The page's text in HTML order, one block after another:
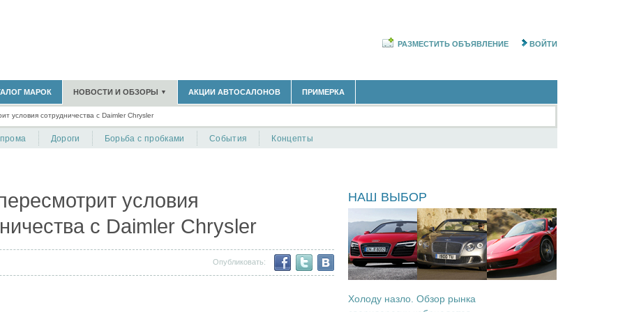
(14298)
РАЗМЕСТИТЬ ОБЪЯВЛЕНИЕ ВОЙТИ
МАРОК НОВОСТИ И ОБЗОРЫ ▼
НОВОСТИ РЫНКА
ОБЗОРЫ НОВИНОК
ЭКСПЕРТНОЕ МНЕНИЕ
АКЦИИ АВТОСАЛОНОВ ПРИМЕРКА
условия сотрудничества с Daimler Chrysler
Дороги Борьба с пробками События Концепты
условия
с Daimler Chrysler
Опубликовать:
НАШ ВЫБОР
Холоду назло. Обзор рынка